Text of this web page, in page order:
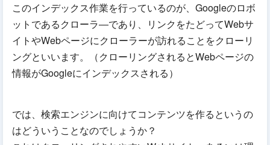
このインデックス作業を行っているのが、Googleのロボ
ットであるクローラ―であり、リンクをたどってWebサ
イトやWebページにクローラーが訪れることをクローリ
ングといいます。（クローリングされるとWebページの
情報がGoogleにインデックスされる）
では、検索エンジンに向けてコンテンツを作るというの
はどういうことなのでしょうか？